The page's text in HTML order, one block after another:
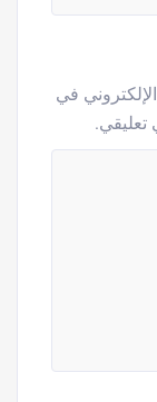
في
تعليقي.